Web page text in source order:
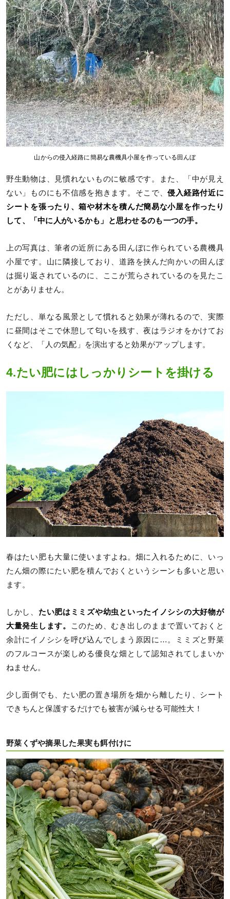
山からの侵入経路に簡易な農機具小屋を作っている田んぼ
野生動物は、見慣れないものに敏感です。また、「中が見え
ない」ものにも不信感を抱きます。そこで、侵入経路付近に
シートを張ったり、箱や材木を積んだ簡易な小屋を作ったり
して、「中に人がいるかも」と思わせるのも一つの手。
上の写真は、筆者の近所にある田んぼに作られている農機具
小屋です。山に隣接しており、道路を挟んだ向かいの田んぼ
は掘り返されているのに、ここが荒らされているのを見たこ
とがありません。
ただし、単なる風景として慣れると効果が薄れるので、実際
に昼間はそこで休憩して匂いを残す、夜はラジオをかけてお
くなど、「人の気配」を演出すると効果がアップします。
4.たい肥にはしっかりシートを掛ける
春はたい肥も大量に使いますよね。畑に入れるために、いっ
たん畑の際にたい肥を積んでおくというシーンも多いと思い
ます。
しかし、 たい肥はミミズや幼虫といったイノシシの大好物が
大量発生します。
このため、むき出しのままで置いておくと
余計にイノシシを呼び込んでしまう原因に…。ミミズと野菜
のフルコースが楽しめる優良な畑として認知されてしまいか
ねません。
少し面倒でも、たい肥の置き場所を畑から離したり、シート
できちんと保護するだけでも被害が減らせる可能性大！
野菜くずや摘果した果実も餌付けに